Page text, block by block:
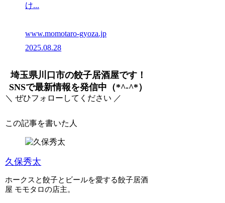
け...
www.momotaro-gyoza.jp
2025.08.28
埼玉県川口市の餃子居酒屋です！
SNSで最新情報を発信中（*^-^*）
＼ ぜひフォローしてください ／
この記事を書いた人
久保秀太
ホークスと餃子とビールを愛する餃子居酒
屋 モモタロの店主。